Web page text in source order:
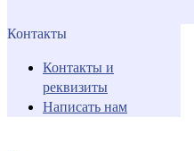
Контакты
Контакты и
реквизиты
Написать нам